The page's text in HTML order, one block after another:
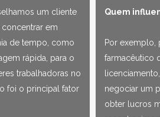
um cliente
em
de tempo, como
rápida, para o
trabalhadoras no
foi o principal fator
Quem
Por exemplo,
farmacêutico
negociar um
obter lucros